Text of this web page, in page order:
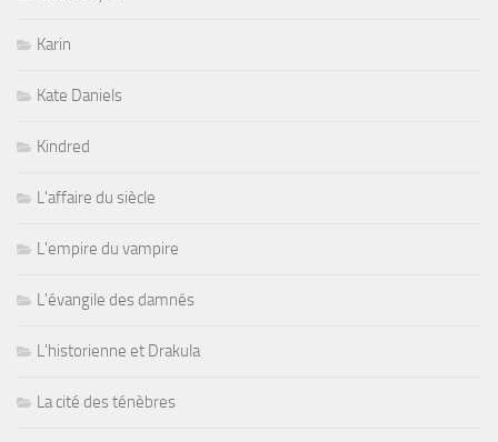
Karin
Kate Daniels
Kindred
L'affaire du siècle
L'empire du vampire
L'évangile des damnés
L'historienne et Drakula
La cité des ténèbres